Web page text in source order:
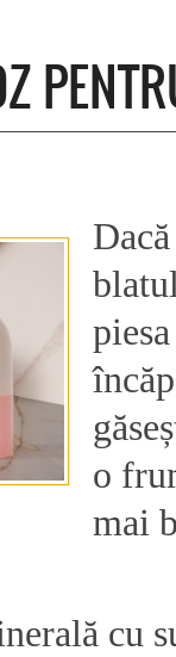
o
mai
cu